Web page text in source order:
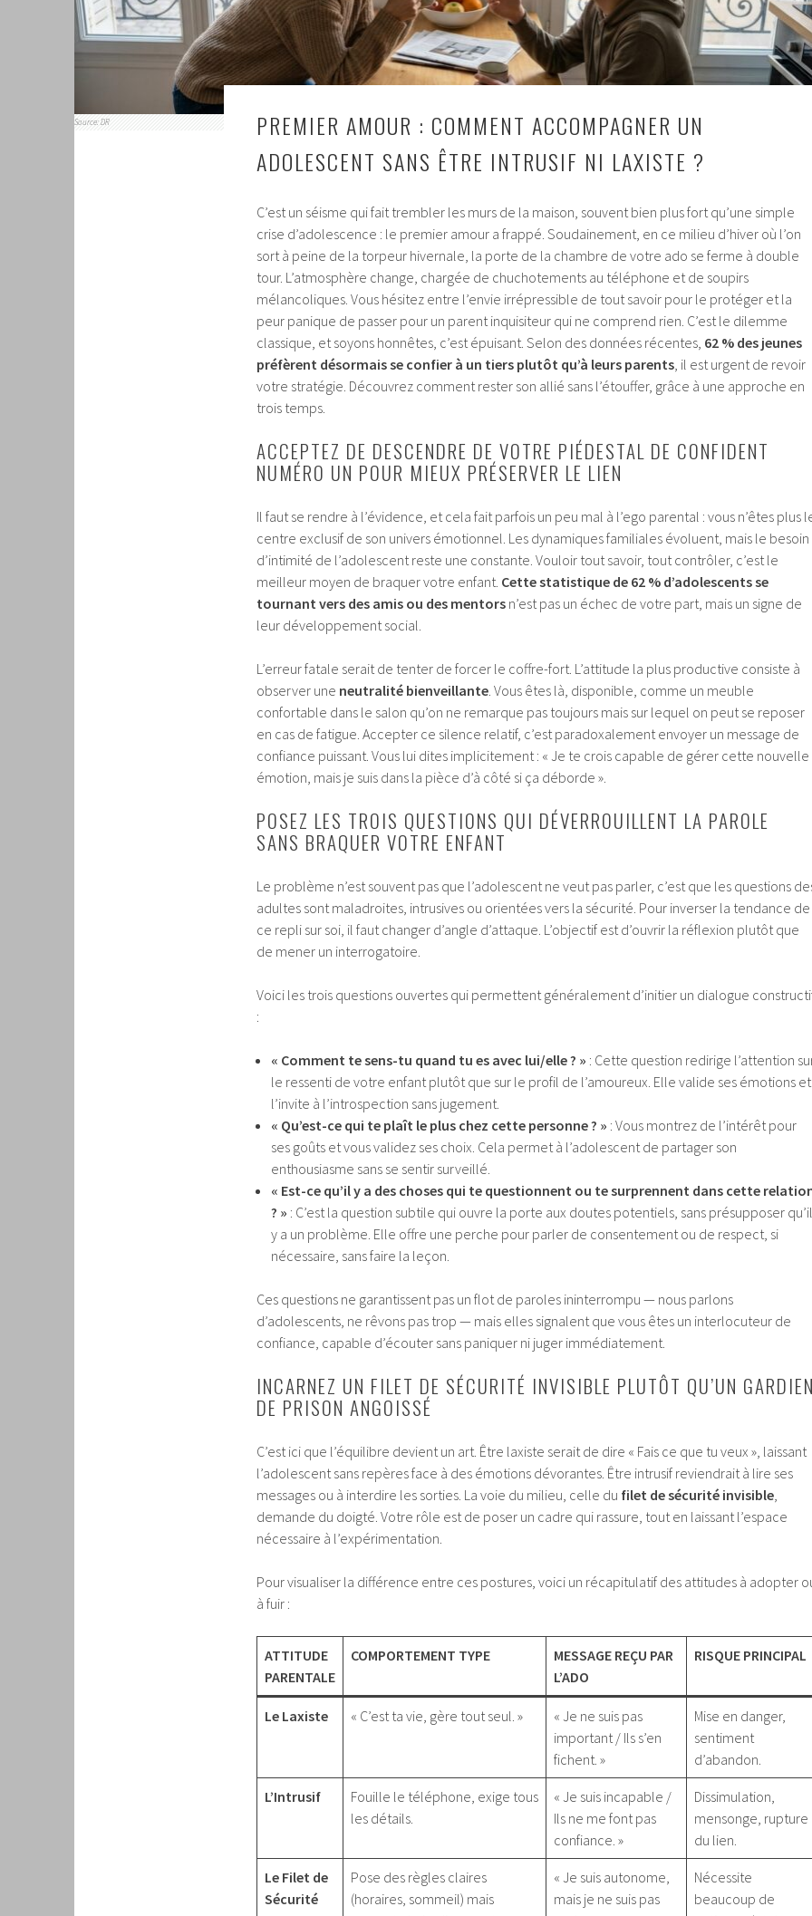
Source: DR
PREMIER AMOUR : COMMENT ACCOMPAGNER UN
ADOLESCENT SANS ÊTRE INTRUSIF NI LAXISTE ?
C’est un séisme qui fait trembler les murs de la maison, souvent bien plus fort qu’une simple
crise d’adolescence : le premier amour a frappé. Soudainement, en ce milieu d’hiver où l’on
sort à peine de la torpeur hivernale, la porte de la chambre de votre ado se ferme à double
tour. L’atmosphère change, chargée de chuchotements au téléphone et de soupirs
mélancoliques. Vous hésitez entre l’envie irrépressible de tout savoir pour le protéger et la
peur panique de passer pour un parent inquisiteur qui ne comprend rien. C’est le dilemme
classique, et soyons honnêtes, c’est épuisant. Selon des données récentes, 62 % des jeunes
préfèrent désormais se confier à un tiers plutôt qu’à leurs parents, il est urgent de revoir
votre stratégie. Découvrez comment rester son allié sans l’étouffer, grâce à une approche en
trois temps.
ACCEPTEZ DE DESCENDRE DE VOTRE PIÉDESTAL DE CONFIDENT
NUMÉRO UN POUR MIEUX PRÉSERVER LE LIEN
Il faut se rendre à l’évidence, et cela fait parfois un peu mal à l’ego parental : vous n’êtes plus
centre exclusif de son univers émotionnel. Les dynamiques familiales évoluent, mais le besoin
d’intimité de l’adolescent reste une constante. Vouloir tout savoir, tout contrôler, c’est le
meilleur moyen de braquer votre enfant. Cette statistique de 62 % d’adolescents se
tournant vers des amis ou des mentors n’est pas un échec de votre part, mais un signe de
leur développement social.
L’erreur fatale serait de tenter de forcer le coffre-fort. L’attitude la plus productive consiste à
observer une neutralité bienveillante. Vous êtes là, disponible, comme un meuble
confortable dans le salon qu’on ne remarque pas toujours mais sur lequel on peut se reposer
en cas de fatigue. Accepter ce silence relatif, c’est paradoxalement envoyer un message de
confiance puissant. Vous lui dites implicitement : « Je te crois capable de gérer cette nouvelle
émotion, mais je suis dans la pièce d’à côté si ça déborde ».
POSEZ LES TROIS QUESTIONS QUI DÉVERROUILLENT LA PAROLE
SANS BRAQUER VOTRE ENFANT
Le problème n’est souvent pas que l’adolescent ne veut pas parler, c’est que les questions
adultes sont maladroites, intrusives ou orientées vers la sécurité. Pour inverser la tendance de
ce repli sur soi, il faut changer d’angle d’attaque. L’objectif est d’ouvrir la réflexion plutôt que
de mener un interrogatoire.
Voici les trois questions ouvertes qui permettent généralement d’initier un dialogue
:
« Comment te sens-tu quand tu es avec lui/elle ? » : Cette question redirige l’attention
le ressenti de votre enfant plutôt que sur le profil de l’amoureux. Elle valide ses émotions et
l’invite à l’introspection sans jugement.
« Qu’est-ce qui te plaît le plus chez cette personne ? » : Vous montrez de l’intérêt pour
ses goûts et vous validez ses choix. Cela permet à l’adolescent de partager son
enthousiasme sans se sentir surveillé.
« Est-ce qu’il y a des choses qui te questionnent ou te surprennent dans cette
? » : C’est la question subtile qui ouvre la porte aux doutes potentiels, sans présupposer qu’il
y a un problème. Elle offre une perche pour parler de consentement ou de respect, si
nécessaire, sans faire la leçon.
Ces questions ne garantissent pas un flot de paroles ininterrompu — nous parlons
d’adolescents, ne rêvons pas trop — mais elles signalent que vous êtes un interlocuteur de
confiance, capable d’écouter sans paniquer ni juger immédiatement.
INCARNEZ UN FILET DE SÉCURITÉ INVISIBLE PLUTÔT QU’UN
DE PRISON ANGOISSÉ
C’est ici que l’équilibre devient un art. Être laxiste serait de dire « Fais ce que tu veux », laissant
l’adolescent sans repères face à des émotions dévorantes. Être intrusif reviendrait à lire ses
messages ou à interdire les sorties. La voie du milieu, celle du filet de sécurité invisible,
demande du doigté. Votre rôle est de poser un cadre qui rassure, tout en laissant l’espace
nécessaire à l’expérimentation.
Pour visualiser la différence entre ces postures, voici un récapitulatif des attitudes à adopter
à fuir :
ATTITUDE
PARENTALE
COMPORTEMENT TYPE
MESSAGE REÇU PAR
L’ADO
RISQUE PRINCIPAL
Le Laxiste « C’est ta vie, gère tout seul. »
« Je ne suis pas
important / Ils s’en
fichent. »
Mise en danger,
sentiment
d’abandon.
L’Intrusif
Fouille le téléphone, exige tous
les détails.
« Je suis incapable /
Ils ne me font pas
confiance. »
Dissimulation,
mensonge, rupture
du lien.
Le Filet de
Sécurité
Pose des règles claires
(horaires, sommeil) mais
« Je suis autonome,
mais je ne suis pas
Nécessite
beaucoup de